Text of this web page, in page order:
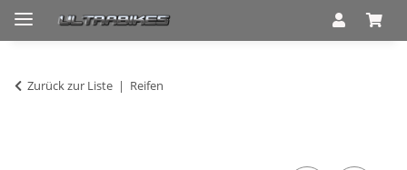
Zurück zur Liste Reifen